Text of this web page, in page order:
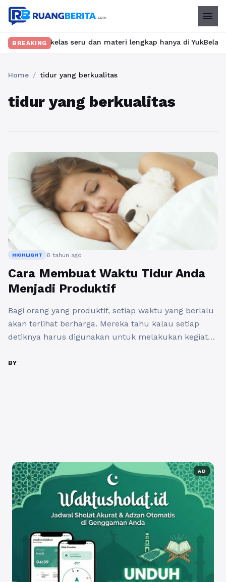
menu
BREAKING
kelas seru dan materi lengkap hanya di
Home / tidur yang berkualitas
tidur yang berkualitas
HIGHLIGHT 6 tahun ago
Cara Membuat Waktu Tidur Anda
Menjadi Produktif
Bagi orang yang produktif, setiap waktu yang berlalu
akan terlihat berharga. Mereka tahu kalau setiap
detiknya harus digunakan untuk melakukan kegiatan
anda sering mendengar ucapan "waktu adalah uang".
BY
AD